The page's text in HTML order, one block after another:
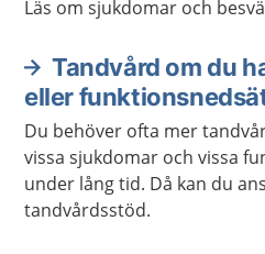
Läs om sjukdomar och
Tandvård om du
eller
Du behöver ofta mer
vissa sjukdomar och vissa
under lång tid. Då kan du
tandvårdsstöd.